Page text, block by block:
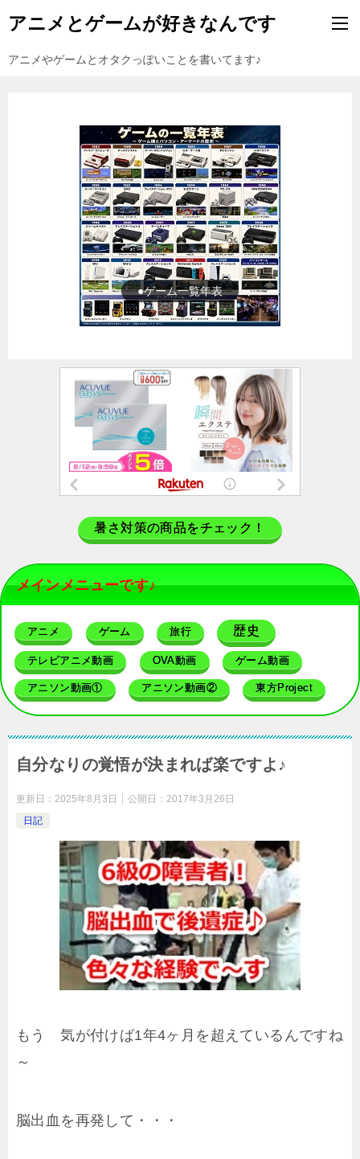
アニメとゲームが好きなんです
アニメやゲームとオタクっぽいことを書いてます♪
●ゲーム一覧年表
暑さ対策の商品をチェック！
メインメニューです♪
アニメ ゲーム 旅行 歴史
テレビアニメ動画 OVA動画 ゲーム動画
アニソン動画① アニソン動画② 東方Project
自分なりの覚悟が決まれば楽ですよ♪
更新日： 2025年8月3日 公開日： 2017年3月26日
日記
もう 気が付けば1年4ヶ月を超えているんですね
～
脳出血を再発して・・・